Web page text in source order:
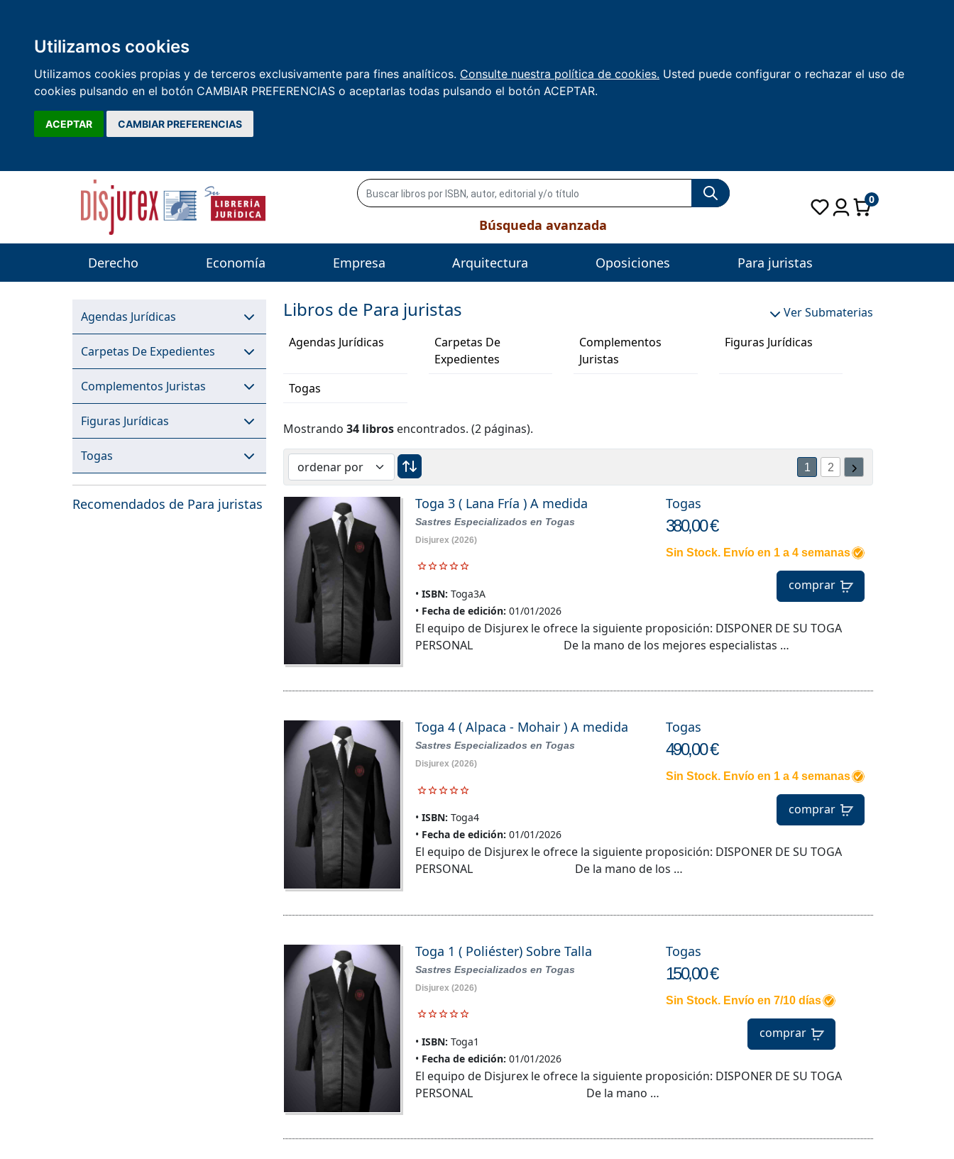
Utilizamos cookies
Utilizamos cookies propias y de terceros exclusivamente para fines analíticos. Consulte nuestra política de cookies. Usted puede configurar o rechazar el uso de
cookies pulsando en el botón CAMBIAR PREFERENCIAS o aceptarlas todas pulsando el botón ACEPTAR.
ACEPTAR CAMBIAR PREFERENCIAS
Búsqueda avanzada
0
Derecho Economía Empresa Arquitectura Oposiciones Para juristas
Agendas Jurídicas
Carpetas De Expedientes
Complementos Juristas
Figuras Jurídicas
Togas
Recomendados de Para juristas
Ver Submaterias
Libros de Para juristas
Agendas Jurídicas
Carpetas De
Expedientes
Complementos
Juristas
Figuras Jurídicas
Togas
Mostrando 34 libros encontrados. (2 páginas).
1 2
Toga 3 ( Lana Fría ) A medida
Sastres Especializados en Togas
Disjurex (2026)
ISBN: Toga3A
Fecha de edición: 01/01/2026
Togas
380,00 €
Sin Stock. Envío en 1 a 4 semanas
comprar
El equipo de Disjurex le ofrece la siguiente proposición: DISPONER DE SU TOGA
PERSONAL De la mano de los mejores especialistas …
Toga 4 ( Alpaca - Mohair ) A medida
Sastres Especializados en Togas
Disjurex (2026)
ISBN: Toga4
Fecha de edición: 01/01/2026
Togas
490,00 €
Sin Stock. Envío en 1 a 4 semanas
comprar
El equipo de Disjurex le ofrece la siguiente proposición: DISPONER DE SU TOGA
PERSONAL De la mano de los …
Toga 1 ( Poliéster) Sobre Talla
Sastres Especializados en Togas
Disjurex (2026)
ISBN: Toga1
Fecha de edición: 01/01/2026
Togas
150,00 €
Sin Stock. Envío en 7/10 días
comprar
El equipo de Disjurex le ofrece la siguiente proposición: DISPONER DE SU TOGA
PERSONAL De la mano …